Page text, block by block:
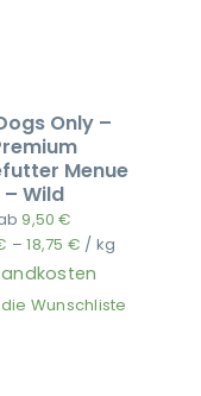
Only –
Menue
– Wild
9,50€
–18,75 € / kg
Wunschliste